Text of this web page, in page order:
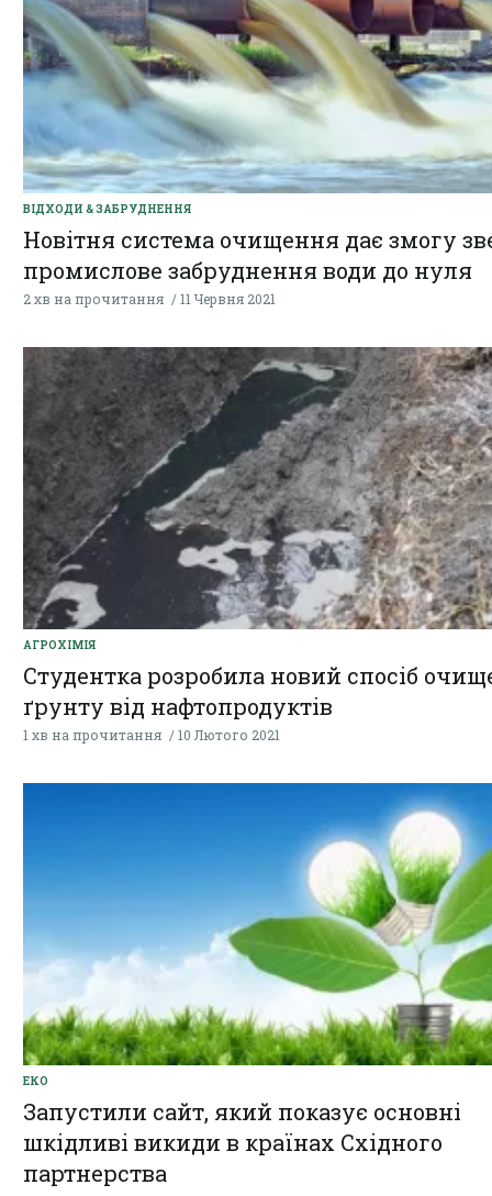
ВІДХОДИ & ЗАБРУДНЕННЯ
Новітня система очищення дає змогу
промислове забруднення води до нуля
2 хв на прочитання 11 Червня 2021
AГРОХІМІЯ
Студентка розробила новий спосіб
ґрунту від нафтопродуктів
1 хв на прочитання 10 Лютого 2021
ЕКО
Запустили сайт, який показує основні
шкідливі викиди в країнах Східного
партнерства